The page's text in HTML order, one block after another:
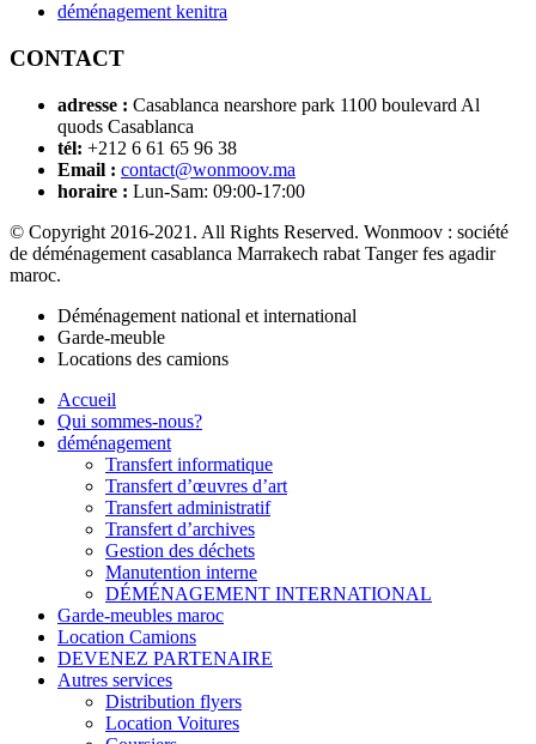
déménagement kenitra
CONTACT
adresse : Casablanca nearshore park 1100 boulevard Al
quods Casablanca
tél: +212 6 61 65 96 38
Email : contact@wonmoov.ma
horaire : Lun-Sam: 09:00-17:00
© Copyright 2016-2021. All Rights Reserved. Wonmoov : société
de déménagement casablanca Marrakech rabat Tanger fes agadir
maroc.
Déménagement national et international
Garde-meuble
Locations des camions
Accueil
Qui sommes-nous?
déménagement
Transfert informatique
Transfert d’œuvres d’art
Transfert administratif
Transfert d’archives
Gestion des déchets
Manutention interne
DÉMÉNAGEMENT INTERNATIONAL
Garde-meubles maroc
Location Camions
DEVENEZ PARTENAIRE
Autres services
Distribution flyers
Location Voitures